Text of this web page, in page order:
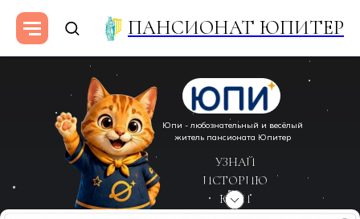
ПАНСИОНАТ ЮПИТЕР
Юпи - любознательный и весёлый
житель пансионата Юпитер
УЗНАЙ
ИСТОРИЮ
ЮПИ